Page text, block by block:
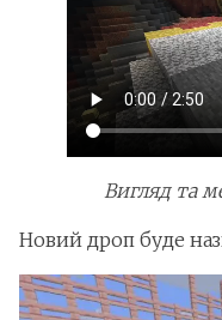
Вигляд та
Новий дроп буде